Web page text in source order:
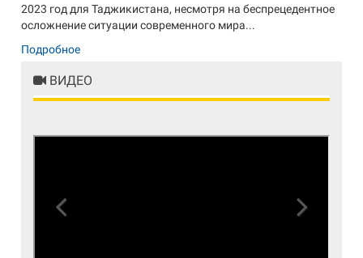
2023 год для Таджикистана, несмотря на беспрецедентное
осложнение ситуации современного мира...
Подробное
ВИДЕО